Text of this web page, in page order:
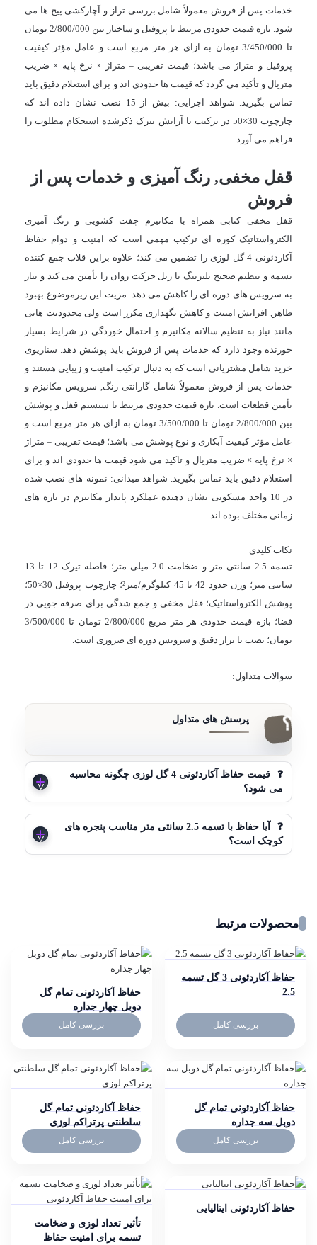
خدمات پس از فروش معمولاً شامل بررسی تراز و آچارکشی پیچ ها می
شود. بازه قیمت حدودی مرتبط با پروفیل و ساختار بین 2/800/000 تومان
تا 3/450/000تومان به ازای هر متر مربع است و عامل مؤثر کیفیت
پروفیل و متراژ می باشد؛ قیمت تقریبی = متراژ × نرخ پایه × ضریب
متریال و تأکید می گردد که قیمت ها حدودی اند و برای استعلام دقیق باید
تماس بگیرید. شواهد اجرایی: بیش از 15 نصب نشان داده اند که
چارچوب 30×50 در ترکیب با آرایش تیرک ذکرشده استحکام مطلوب را
فراهم می آورد.
قفل مخفی, رنگ آمیزی و خدمات پس از
فروش
قفل مخفی کتابی همراه با مکانیزم چفت کشویی و رنگ آمیزی
الکترواستاتیک کوره ای ترکیب مهمی است که امنیت و دوام حفاظ
آکاردئونی 4 گل لوزی را تضمین می کند؛ علاوه براین قلاب جمع کننده
تسمه و تنظیم صحیح بلبرینگ یا ریل حرکت روان را تأمین می کند و نیاز
به سرویس های دوره ای را کاهش می دهد. مزیت این زیرموضوع بهبود
ظاهر, افزایش امنیت و کاهش نگهداری مکرر است ولی محدودیت هایی
مانند نیاز به تنظیم سالانه مکانیزم و احتمال خوردگی در شرایط بسیار
خورنده وجود دارد که خدمات پس از فروش باید پوشش دهد. سناریوی
خرید شامل مشتریانی است که به دنبال ترکیب امنیت و زیبایی هستند و
خدمات پس از فروش معمولاً شامل گارانتی رنگ, سرویس مکانیزم و
تأمین قطعات است. بازه قیمت حدودی مرتبط با سیستم قفل و پوشش
بین 2/800/000 تومان تا 3/500/000 تومان به ازای هر متر مربع است و
عامل مؤثر کیفیت آبکاری و نوع پوشش می باشد؛ قیمت تقریبی = متراژ
× نرخ پایه × ضریب متریال و تاکید می شود قیمت ها حدودی اند و برای
استعلام دقیق باید تماس بگیرید. شواهد میدانی: نمونه های نصب شده
در 10 واحد مسکونی نشان دهنده عملکرد پایدار مکانیزم در بازه های
زمانی مختلف بوده اند.
نکات کلیدی
تسمه 2.5 سانتی متر و ضخامت 2.0 میلی متر؛ فاصله تیرک 12 تا 13
سانتی متر؛ وزن حدود 42 تا 45 کیلوگرم/متر²؛ چارچوب پروفیل 30×50؛
پوشش الکترواستاتیک؛ قفل مخفی و جمع شدگی برای صرفه جویی در
فضا؛ بازه قیمت حدودی هر متر مربع 2/800/000 تومان تا 3/500/000
تومان؛ نصب با تراز دقیق و سرویس دوزه ای ضروری است.
سوالات متداول:
❓
قیمت حفاظ آکاردئونی 4 گل لوزی چگونه محاسبه
می شود؟
❓
آیا حفاظ با تسمه 2.5 سانتی متر مناسب پنجره های
کوچک است؟
محصولات مرتبط
حفاظ آکاردئونی 3 گل تسمه
2.5
بررسی کامل
حفاظ آکاردئونی تمام گل
دوبل چهار جداره
بررسی کامل
حفاظ آکاردئونی تمام گل
دوبل سه جداره
بررسی کامل
حفاظ آکاردئونی تمام گل
سلطنتی پرتراکم لوزی
بررسی کامل
حفاظ آکاردئونی ایتالیایی
تأثیر تعداد لوزی و ضخامت
تسمه برای امنیت حفاظ